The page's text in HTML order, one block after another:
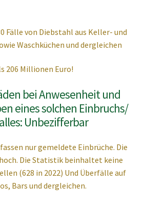
Fälle von Diebstahl aus Keller- und
Waschküchen und dergleichen
206 Millionen Euro!
bei Anwesenheit und
eines solchen Einbruchs/
Unbezifferbar
nur gemeldete Einbrüche. Die
Die Statistik beinhaltet keine
(628 in 2022) Und Überfälle auf
Bars und dergleichen.